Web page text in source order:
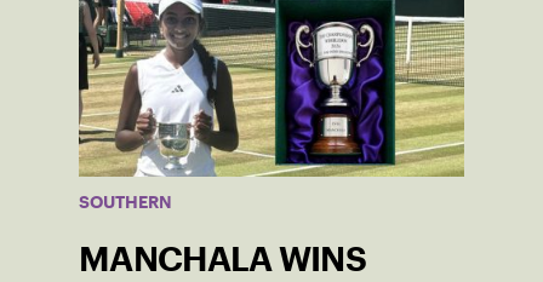
SOUTHERN
MANCHALA WINS